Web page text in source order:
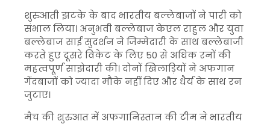
शुरुआती झटके के बाद भारतीय बल्लेबाजों ने पारी को
संभाल लिया। अनुभवी बल्लेबाज केएल राहुल और युवा
बल्लेबाज साई सुदर्शन ने जिम्मेदारी के साथ बल्लेबाजी
करते हुए दूसरे विकेट के लिए 50 से अधिक रनों की
महत्वपूर्ण साझेदारी की। दोनों खिलाड़ियों ने अफगान
गेंदबाजों को ज्यादा मौके नहीं दिए और धैर्य के साथ रन
जुटाए।
मैच की शुरुआत में अफगानिस्तान की टीम ने भारतीय